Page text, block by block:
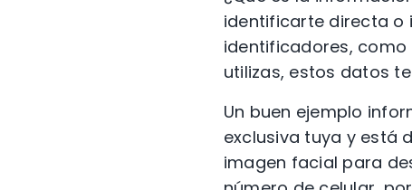
identificarte directa o
identificadores,
utilizas, estos datos
Un buen ejemplo
exclusiva tuya y está
imagen facial para